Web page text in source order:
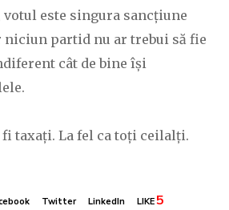
votul este singura sancțiune
niciun partid nu ar trebui să fie
cât de bine își
taxați. La fel ca toți ceilalți.
Twitter LinkedIn LIKE5